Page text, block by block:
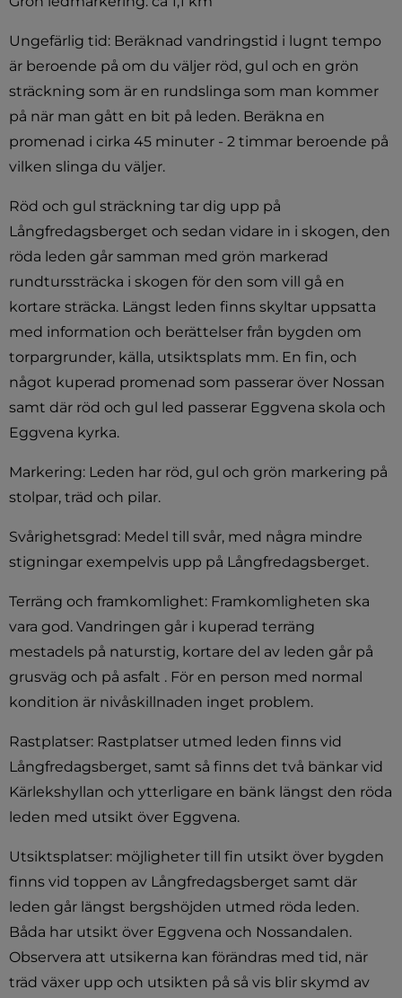
Ungefärlig tid: Beräknad vandringstid i lugnt tempo
är beroende på om du väljer röd, gul och en grön
sträckning som är en rundslinga som man kommer
på när man gått en bit på leden. Beräkna en
promenad i cirka 45 minuter - 2 timmar beroende på
vilken slinga du väljer.
Röd och gul sträckning tar dig upp på
Långfredagsberget och sedan vidare in i skogen, den
röda leden går samman med grön markerad
rundturssträcka i skogen för den som vill gå en
kortare sträcka. Längst leden finns skyltar uppsatta
med information och berättelser från bygden om
torpargrunder, källa, utsiktsplats mm. En fin, och
något kuperad promenad som passerar över Nossan
samt där röd och gul led passerar Eggvena skola och
Eggvena kyrka.
Markering: Leden har röd, gul och grön markering på
stolpar, träd och pilar.
Svårighetsgrad: Medel till svår, med några mindre
stigningar exempelvis upp på Långfredagsberget.
Terräng och framkomlighet: Framkomligheten ska
vara god. Vandringen går i kuperad terräng
mestadels på naturstig, kortare del av leden går på
grusväg och på asfalt . För en person med normal
kondition är nivåskillnaden inget problem.
Rastplatser: Rastplatser utmed leden finns vid
Långfredagsberget, samt så finns det två bänkar vid
Kärlekshyllan och ytterligare en bänk längst den röda
leden med utsikt över Eggvena.
Utsiktsplatser: möjligheter till fin utsikt över bygden
finns vid toppen av Långfredagsberget samt där
leden går längst bergshöjden utmed röda leden.
Båda har utsikt över Eggvena och Nossandalen.
Observera att utsikerna kan förändras med tid, när
träd växer upp och utsikten på så vis blir skymd av